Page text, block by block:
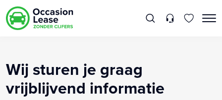
Wij sturen je graag
vrijblijvend informatie